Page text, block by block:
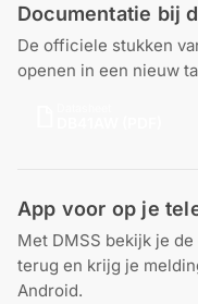
Documentatie bij
De officiele stukken
openen in een nieuw
App voor op je
Met DMSS bekijk je
terug en krijg je
Android.